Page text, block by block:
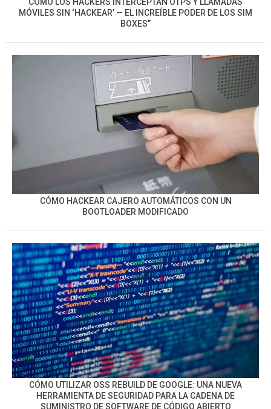
MÓVILES SIN ‘HACKEAR’ — EL INCREÍBLE PODER DE LOS SIM
BOXES”
CÓMO HACKEAR CAJERO AUTOMÁTICOS CON UN
BOOTLOADER MODIFICADO
CÓMO UTILIZAR OSS REBUILD DE GOOGLE: UNA NUEVA
HERRAMIENTA DE SEGURIDAD PARA LA CADENA DE
SUMINISTRO DE SOFTWARE DE CÓDIGO ABIERTO